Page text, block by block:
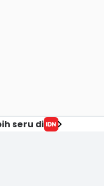
seru di